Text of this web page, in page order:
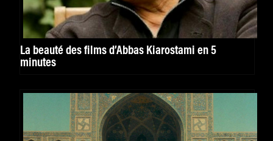
La beauté des films d’Abbas Kiarostami en 5
minutes